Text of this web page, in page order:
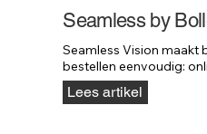
Seamless by
Seamless Vision maakt
bestellen eenvoudig:
bestellen — zonder
Lees artikel